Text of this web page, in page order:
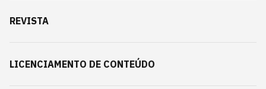
REVISTA
LICENCIAMENTO DE CONTEÚDO